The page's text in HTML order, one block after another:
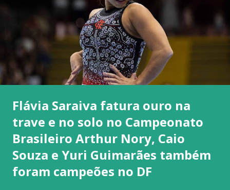
Flávia Saraiva fatura ouro na
trave e no solo no Campeonato
Brasileiro Arthur Nory, Caio
Souza e Yuri Guimarães também
foram campeões no DF